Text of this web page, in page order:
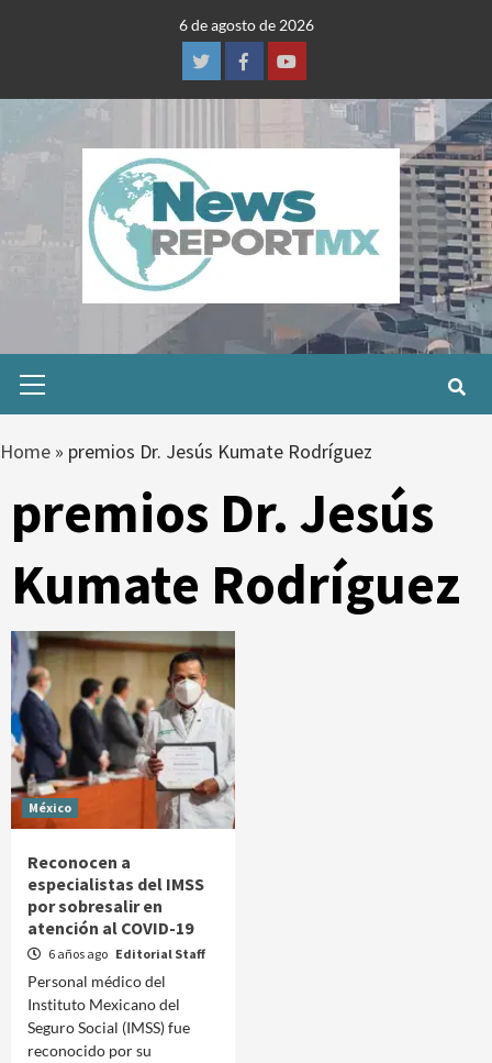
6 de agosto de 2026
TwitterFacebookYoutube
Menu
Home » premios Dr. Jesús Kumate Rodríguez
premios Dr. Jesús
Kumate Rodríguez
México
Reconocen a
especialistas del IMSS
por sobresalir en
atención al COVID-19
6 años ago Editorial Staff
Personal médico del
Instituto Mexicano del
Seguro Social (IMSS) fue
reconocido por su